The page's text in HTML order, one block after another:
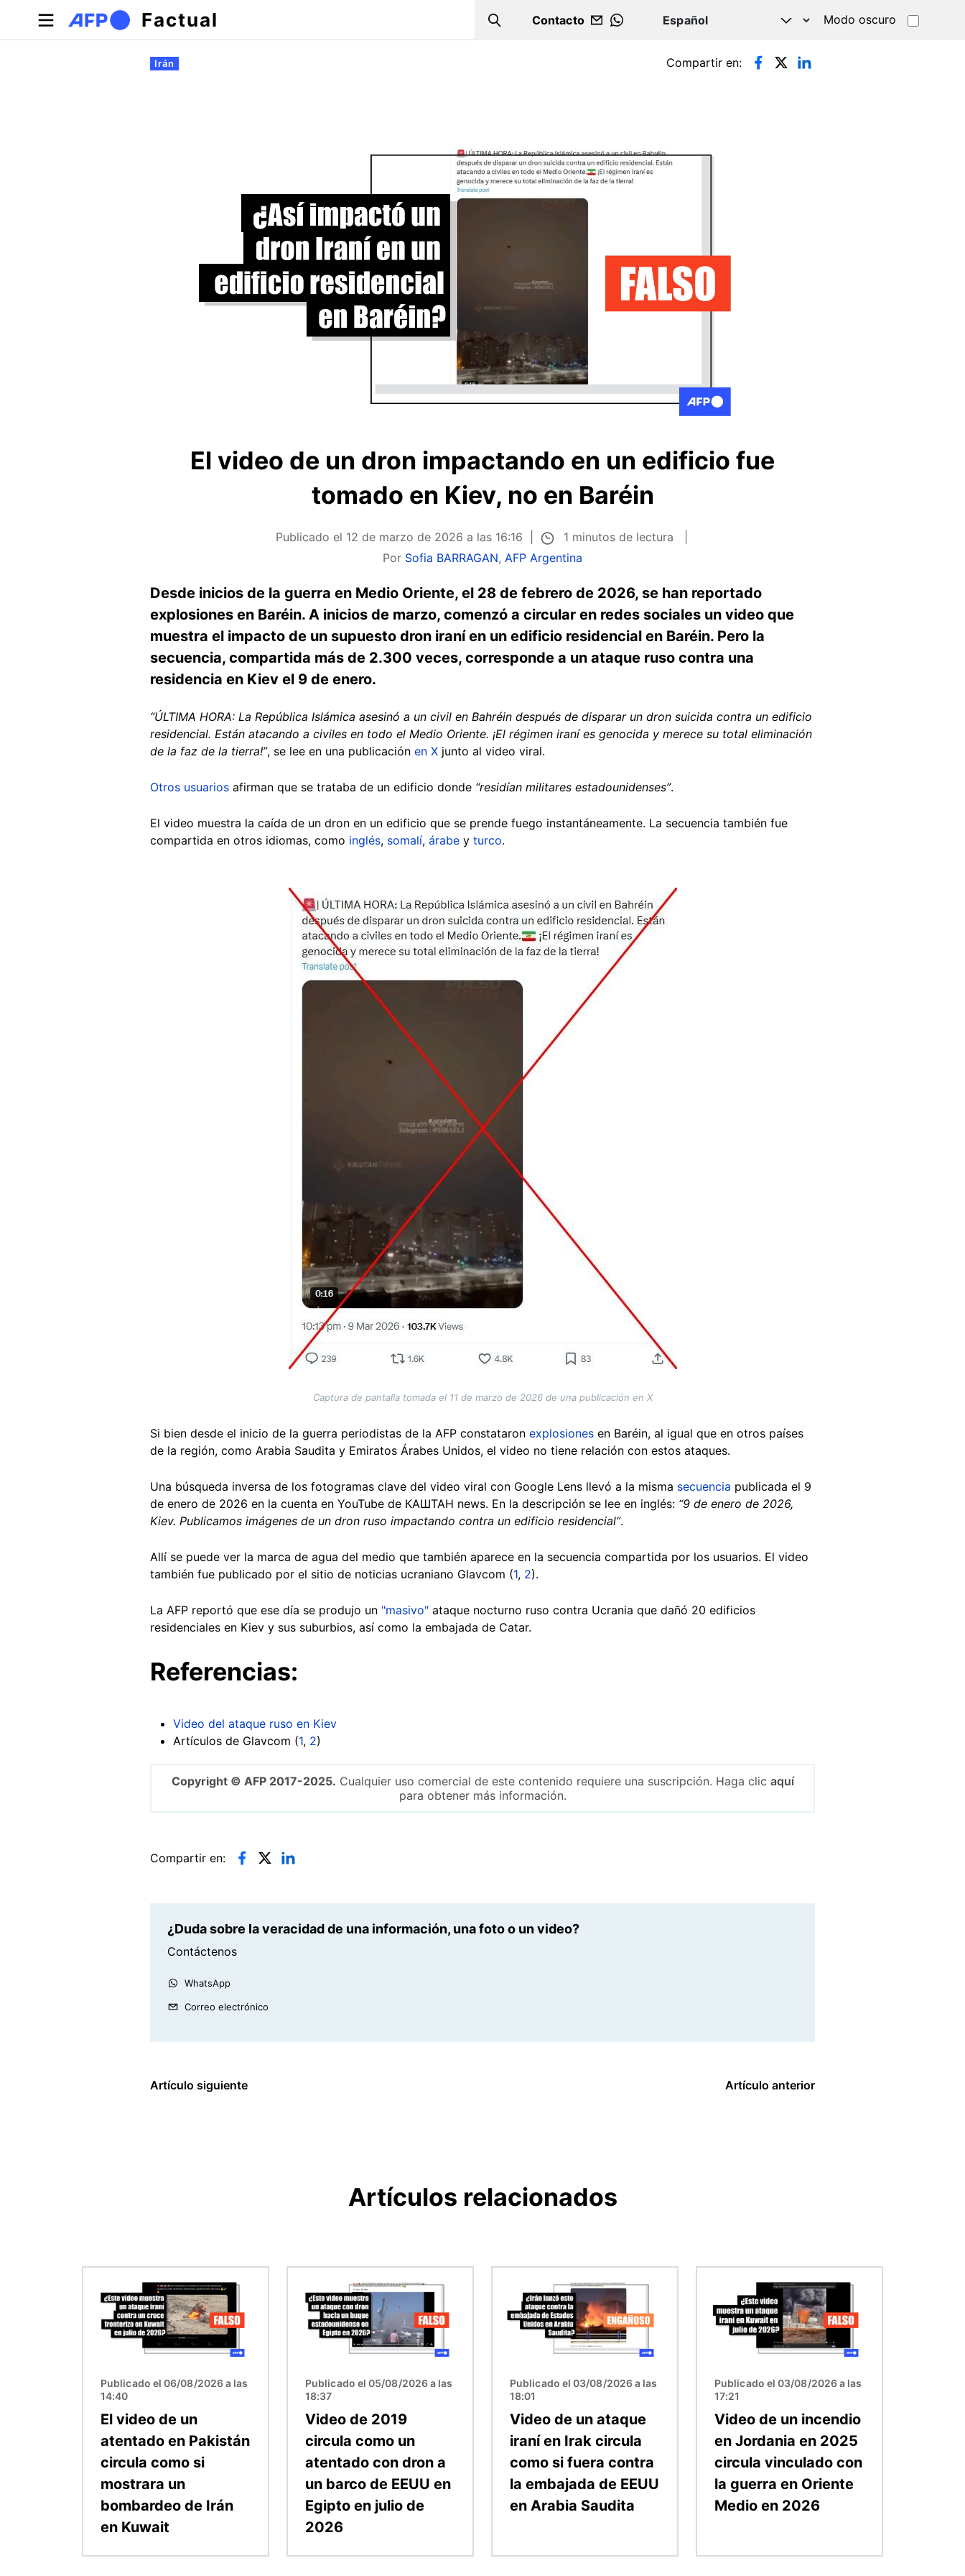
Pasar al contenido principal
Factual Search
Contacto
WHATSAPP
Modo oscuro
Solapas principales
Irán Compartir en:
El video de un dron impactando en un edificio fue
tomado en Kiev, no en Baréin
Publicado el 12 de marzo de 2026 a las 16:16
1 minutos de lectura
Por Sofia BARRAGAN, AFP Argentina
Desde inicios de la guerra en Medio Oriente, el 28 de febrero de 2026, se han reportado
explosiones en Baréin. A inicios de marzo, comenzó a circular en redes sociales un video que
muestra el impacto de un supuesto dron iraní en un edificio residencial en Baréin. Pero la
secuencia, compartida más de 2.300 veces, corresponde a un ataque ruso contra una
residencia en Kiev el 9 de enero.
“ÚLTIMA HORA: La República Islámica asesinó a un civil en Bahréin después de disparar un dron suicida contra un edificio
residencial. Están atacando a civiles en todo el Medio Oriente. ¡El régimen iraní es genocida y merece su total eliminación
de la faz de la tierra!”, se lee en una publicación en X junto al video viral.
Otros usuarios afirman que se trataba de un edificio donde “residían militares estadounidenses”.
El video muestra la caída de un dron en un edificio que se prende fuego instantáneamente. La secuencia también fue
compartida en otros idiomas, como inglés, somalí, árabe y turco.
Captura de pantalla tomada el 11 de marzo de 2026 de una publicación en X
Si bien desde el inicio de la guerra periodistas de la AFP constataron explosiones en Baréin, al igual que en otros países
de la región, como Arabia Saudita y Emiratos Árabes Unidos, el video no tiene relación con estos ataques.
Una búsqueda inversa de los fotogramas clave del video viral con Google Lens llevó a la misma secuencia publicada el 9
de enero de 2026 en la cuenta en YouTube de КАШТАН news. En la descripción se lee en inglés: “9 de enero de 2026,
Kiev. Publicamos imágenes de un dron ruso impactando contra un edificio residencial”.
Allí se puede ver la marca de agua del medio que también aparece en la secuencia compartida por los usuarios. El video
también fue publicado por el sitio de noticias ucraniano Glavcom (1, 2).
La AFP reportó que ese día se produjo un "masivo" ataque nocturno ruso contra Ucrania que dañó 20 edificios
residenciales en Kiev y sus suburbios, así como la embajada de Catar.
Referencias:
Video del ataque ruso en Kiev
Artículos de Glavcom (1, 2)
Copyright © AFP 2017-2025. Cualquier uso comercial de este contenido requiere una suscripción. Haga clic aquí
para obtener más información.
Compartir en:
¿Duda sobre la veracidad de una información, una foto o un video?
Contáctenos
WhatsApp
Correo electrónico
Artículo siguiente Artículo anterior
Artículos relacionados
Publicado el 06/08/2026 a las
14:40
El video de un
atentado en Pakistán
circula como si
mostrara un
bombardeo de Irán
en Kuwait
Publicado el 05/08/2026 a las
18:37
Video de 2019
circula como un
atentado con dron a
un barco de EEUU en
Egipto en julio de
2026
Publicado el 03/08/2026 a las
18:01
Video de un ataque
iraní en Irak circula
como si fuera contra
la embajada de EEUU
en Arabia Saudita
Publicado el 03/08/2026 a las
17:21
Video de un incendio
en Jordania en 2025
circula vinculado con
la guerra en Oriente
Medio en 2026